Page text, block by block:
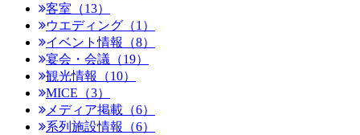
客室（13）
ウエディング（1）
イベント情報（8）
宴会・会議（19）
観光情報（10）
MICE（3）
メディア掲載（6）
系列施設情報（6）